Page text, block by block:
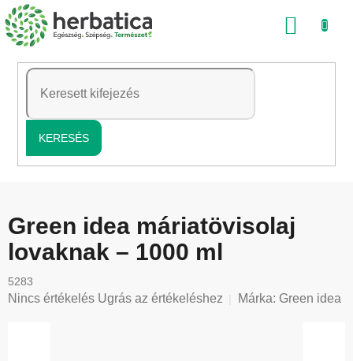
Ugrás
a
tartalomhoz
KERESÉS
Green idea máriatövisolaj
lovaknak – 1000 ml
5283
A
Nincs értékelés Ugrás az értékeléshez Márka: Green idea